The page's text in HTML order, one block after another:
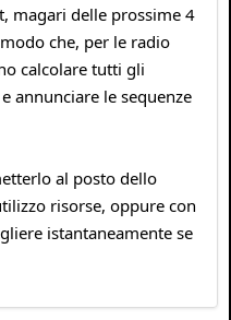
magari delle prossime 4
che, per le radio
calcolare tutti gli
annunciare le sequenze
al posto dello
risorse, oppure con
istantaneamente se